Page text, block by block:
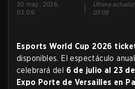
30 may., 2026,
03:09
Última
03:09
Esports World Cup 2026
disponibles. El espectáculo
celebrará del 6 de julio al 23
Expo Porte de Versailles en